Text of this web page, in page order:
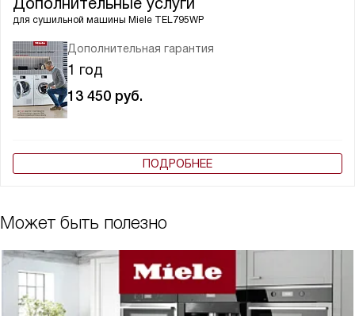
для сушильной машины Miele TEL795WP
Дополнительная гарантия
1 год
13 450 руб.
ПОДРОБНЕЕ
Может быть полезно